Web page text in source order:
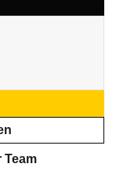
Team